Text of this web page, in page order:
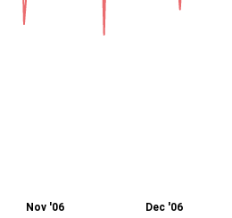
Nov '06 Dec '06